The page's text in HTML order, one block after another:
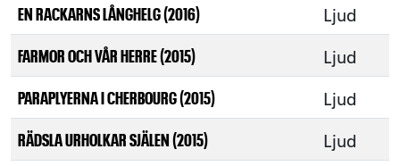
EN RACKARNS LÅNGHELG (2016) Ljud
FARMOR OCH VÅR HERRE (2015) Ljud
PARAPLYERNA I CHERBOURG (2015) Ljud
RÄDSLA URHOLKAR SJÄLEN (2015) Ljud